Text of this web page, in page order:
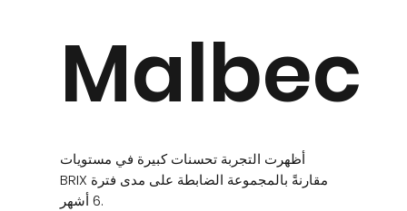
Malbec
أظهرت التجربة تحسنات كبيرة في مستويات
BRIX مقارنةً بالمجموعة الضابطة على مدى فترة
6 أشهر.